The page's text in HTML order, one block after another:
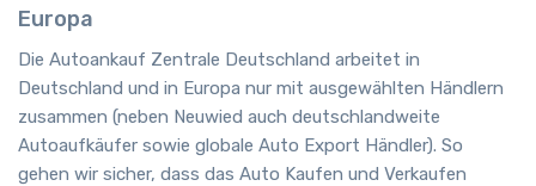
Europa
Die Autoankauf Zentrale Deutschland arbeitet in
Deutschland und in Europa nur mit ausgewählten Händlern
zusammen (neben Neuwied auch deutschlandweite
Autoaufkäufer sowie globale Auto Export Händler). So
gehen wir sicher, dass das Auto Kaufen und Verkaufen